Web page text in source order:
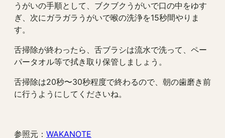
うがいの手順として、ブクブクうがいで口の中をゆす
ぎ、次にガラガラうがいで喉の洗浄を15秒間やりま
す。
舌掃除が終わったら、舌ブラシは流水で洗って、ペー
パータオル等で拭き取り保管しましょう。
舌掃除は20秒〜30秒程度で終わるので、朝の歯磨き前
に行うようにしてくださいね。
参照元： WAKANOTE